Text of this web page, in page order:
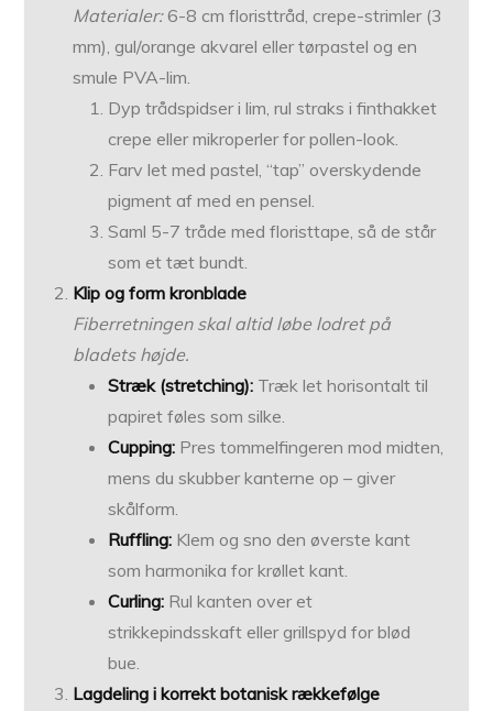
Materialer:6-8 cm floristtråd, crepe-strimler (3
mm), gul/orange akvarel eller tørpastel og en
smule PVA-lim.
Dyp trådspidser i lim, rul straks i finthakket
crepe eller mikroperler for pollen-look.
Farv let med pastel, “tap” overskydende
pigment af med en pensel.
Saml 5-7 tråde med floristtape, så de står
som et tæt bundt.
Klip og form kronblade
Fiberretningen skal altid løbe lodret på
bladets højde.
Stræk (stretching): Træk let horisontalt til
papiret føles som silke.
Cupping: Pres tommelfingeren mod midten,
mens du skubber kanterne op – giver
skålform.
Ruffling: Klem og sno den øverste kant
som harmonika for krøllet kant.
Curling: Rul kanten over et
strikkepindsskaft eller grillspyd for blød
bue.
Lagdeling i korrekt botanisk rækkefølge